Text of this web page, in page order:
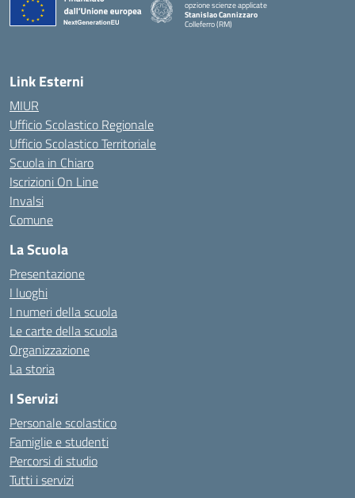
opzione scienze applicate
Stanislao Cannizzaro
Colleferro (RM)
Link Esterni
MIUR
Ufficio Scolastico Regionale
Ufficio Scolastico Territoriale
Scuola in Chiaro
Iscrizioni On Line
Invalsi
Comune
La Scuola
Presentazione
I luoghi
I numeri della scuola
Le carte della scuola
Organizzazione
La storia
I Servizi
Personale scolastico
Famiglie e studenti
Percorsi di studio
Tutti i servizi